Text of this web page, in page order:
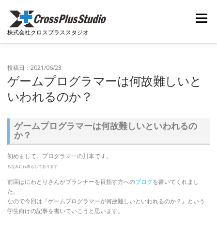
株式会社クロスプラススタジオ
メニュー
開発者ブログ 採用関連
投稿日：2021/06/23
ゲームプログラマーは何故難しいと
いわれるのか？
ゲームプログラマーは何故難しいといわれるの
か？
初めまして。プログラマーの川本です。
ちなみに代表もしております
前回はにわとりさんがプランナーを目指す方へのブログを書いてくれまし
た。
なので今回は『ゲームプログラマーが何故難しいといわれるのか？』という
学生向けの記事を書いていこうと思います。